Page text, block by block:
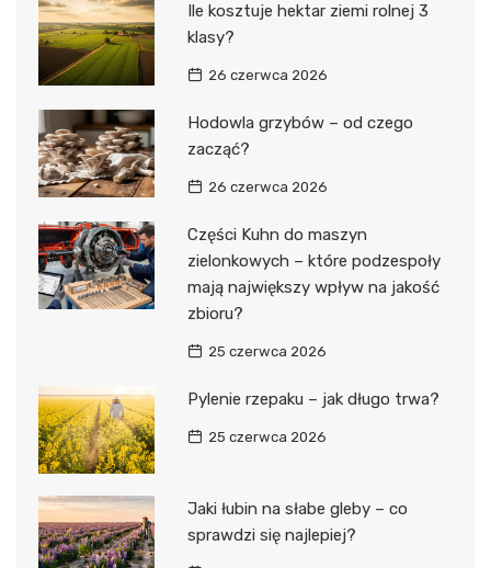
Ile kosztuje hektar ziemi rolnej 3
klasy?
26 czerwca 2026
Hodowla grzybów – od czego
zacząć?
26 czerwca 2026
Części Kuhn do maszyn
zielonkowych – które podzespoły
mają największy wpływ na jakość
zbioru?
25 czerwca 2026
Pylenie rzepaku – jak długo trwa?
25 czerwca 2026
Jaki łubin na słabe gleby – co
sprawdzi się najlepiej?